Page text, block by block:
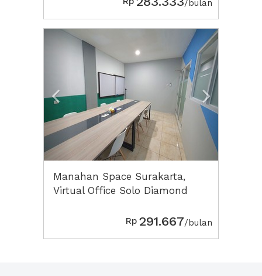
/bulan
Previous Next2
Manahan Space Surakarta,
Virtual Office Solo Diamond
Rp 291.667/bulan